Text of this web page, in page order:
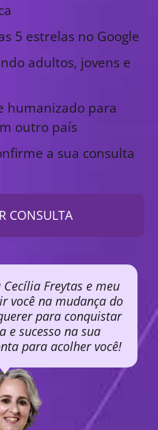
5 estrelas no Google
adultos, jovens e
humanizado para
outro país
a sua consulta
CONSULTA
Freytas e meu
você na mudança do
para conquistar
e sucesso na sua
para acolher você!